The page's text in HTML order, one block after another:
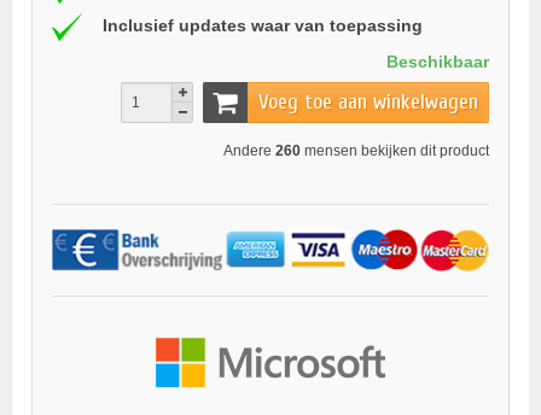
Inclusief updates waar van toepassing
Beschikbaar
Voeg toe aan winkelwagen
Andere 260 mensen bekijken dit product